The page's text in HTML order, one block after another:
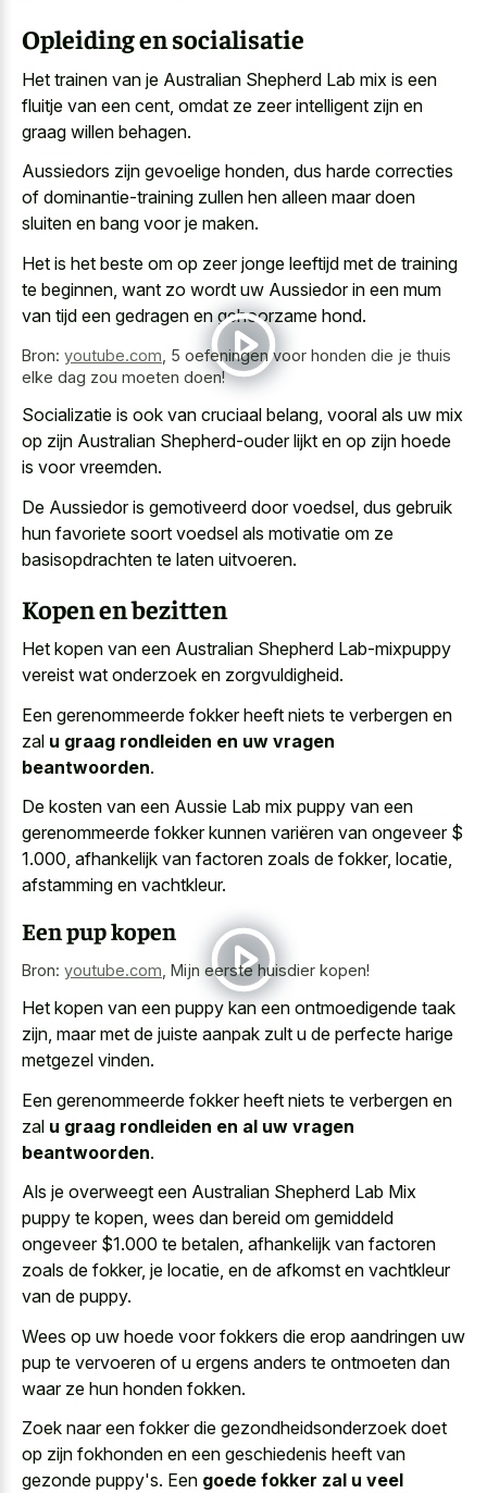
Opleiding en socialisatie
Het trainen van je Australian Shepherd Lab mix is een
fluitje van een cent, omdat ze zeer intelligent zijn en
graag willen behagen.
Aussiedors zijn gevoelige honden, dus harde correcties
of dominantie-training zullen hen alleen maar doen
sluiten en bang voor je maken.
Het is het beste om op zeer jonge leeftijd met de training
te beginnen, want zo wordt uw Aussiedor in een mum
van tijd een gedragen en gehoorzame hond.
Bron: youtube.com 5 oefeningen voor honden die je thuis
elke dag zou moeten doen!
Socializatie is ook van cruciaal belang, vooral als uw mix
op zijn Australian Shepherd-ouder lijkt en op zijn hoede
is voor vreemden.
De Aussiedor is gemotiveerd door voedsel, dus gebruik
hun favoriete soort voedsel als motivatie om ze
basisopdrachten te laten uitvoeren.
Kopen en bezitten
Het kopen van een Australian Shepherd Lab-mixpuppy
vereist wat onderzoek en zorgvuldigheid.
Een gerenommeerde fokker heeft niets te verbergen en
zal u graag rondleiden en uw vragen
beantwoorden.
De kosten van een Aussie Lab mix puppy van een
gerenommeerde fokker kunnen variëren van ongeveer $
1.000, afhankelijk van factoren zoals de fokker, locatie,
afstamming en vachtkleur.
Een pup kopen
Bron: youtube.com Mijn eerste huisdier kopen!
Het kopen van een puppy kan een ontmoedigende taak
zijn, maar met de juiste aanpak zult u de perfecte harige
metgezel vinden.
Een gerenommeerde fokker heeft niets te verbergen en
zal u graag rondleiden en al uw vragen
beantwoorden.
Als je overweegt een Australian Shepherd Lab Mix
puppy te kopen, wees dan bereid om gemiddeld
ongeveer $1.000 te betalen, afhankelijk van factoren
zoals de fokker, je locatie, en de afkomst en vachtkleur
van de puppy.
Wees op uw hoede voor fokkers die erop aandringen uw
pup te vervoeren of u ergens anders te ontmoeten dan
waar ze hun honden fokken.
Zoek naar een fokker die gezondheidsonderzoek doet
op zijn fokhonden en een geschiedenis heeft van
gezonde puppy's. Een goede fokker zal u veel